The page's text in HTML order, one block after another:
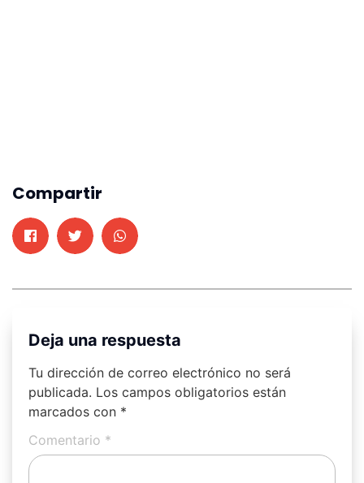
Compartir
Deja una respuesta
Tu dirección de correo electrónico no será
publicada. Los campos obligatorios están
marcados con *
Comentario *